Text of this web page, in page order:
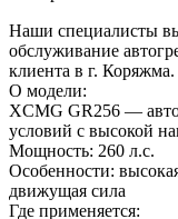
Наши специалисты
обслуживание
клиента в г. Коряжма.
О модели:
XCMG GR256 —
условий с высокой
Мощность: 260 л.с.
Особенности:
движущая сила
Где применяется: